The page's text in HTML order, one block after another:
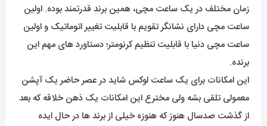
زمان مختلف در یک ساعت مچی، همین برند قدرتمند بوده. اولین
ساعت مچی دارای نشانگر تقویم با قابلیت تغییر اتوماتیک و اولین
ساعت مچی دنیا با قابلیت تنظیم کرنومتر؛ دستاورد های مهم این
برنده.
این امکانات برای یک ساعت لوکس شاید در عصر حاضر یک آپشن
معمولی تلقی بشه ولی مخترع این امکانات یک ذهن خلاقه که بعد
از گذشت صدسال هنوز که هنوزه خیلی از برند ها در حال ایده